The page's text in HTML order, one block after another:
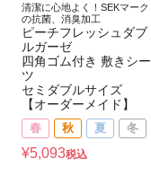
清潔に心地よく！SEKマーク
の抗菌、消臭加工
ピーチフレッシュダブ
ルガーゼ
四角ゴム付き 敷きシー
ツ
セミダブルサイズ
【オーダーメイド】
春 秋 夏 冬
¥5,093税込